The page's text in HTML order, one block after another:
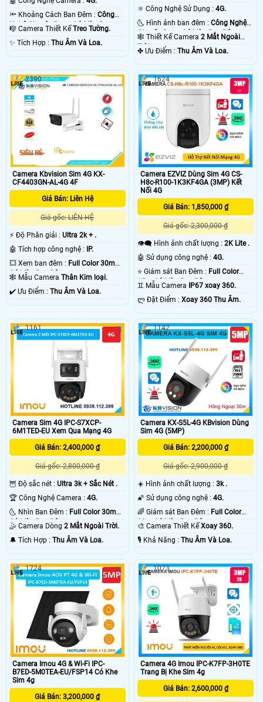
🔦 Khoảng Cách Ban Đêm : Công
Nghệ Chuyên Dụng Có Màu Ban
Ðêm.
🎼️ Camera Thiết KếTreo Tường.
️✨ Tích Hợp : Thu Âm Và Loa.
⚛️ Công Nghệ Sử Dụng :4G.
🌜 Hình ảnh ban đêm :Công Nghệ
Chuyên Dụng Có Màu Ban Ðêm.
🕸️ Thiết Kế Camera2 Mắt Ngoài
Trời.
️✤ Ưu Điểm :Thu Âm Và Loa.
Camera Kbvision Sim 4G KX-
CF4403GN-AL-4G 4F
Giá Bán: Liên Hệ
Giá gốc: LIÊN HỆ
️⚡ Độ Phân giải : Ultra 2k + .
🤖️ Tích hợp công nghệ : IP.
💥 Xem ban đêm : Full Color 30m
Có Màu Ban Ðêm.
🕸️ Mẫu Camera Thân Kim loại.
️✔️ Ưu Điểm : Thu Âm Và Loa.
2390
Camera EZVIZ Dùng Sim 4G CS-
H8c-R100-1K3KF4GA (3MP) Kết
Nối 4G
Giá Bán: 1,850,000 ₫
Giá gốc: 2,300,000 ₫
👁️‍🗨 Hình ảnh chất lượng :2K Lite .
🤖️ Sử dụng công nghệ :4G.
⭐ Giám sát Ban Đêm : Full Color
15m Có Màu Ban Ðêm.
♊ Mẫu Camera
IP67 xoay 360.
️ლ Đặt Điểm :Xoay 360 Thu Âm.
1624
Camera Sim 4G IPC-S7XCP-
6M1TED-EU Xem Qua Mạng 4G
Giá Bán: 2,400,000 ₫
Giá gốc: 2,800,000 ₫
🦉 Độ sắc nét : Ultra 3k + Sắc Nét .
🏆 Công Nghệ Camera : 4G.
🌜 Nhìn Ban Đêm : Full Color 30m
Có Màu Ban Ðêm.
🤹 Camera Dòng 2 Mắt Ngoài Trời.
️🔔 Tích Hợp : Thu Âm Và Loa.
1161
Camera KX-S5L-4G KBvision Dùng
Sim 4G (5MP)
Giá Bán: 2,200,000 ₫
Giá gốc: 2,900,000 ₫
☀️ Hình ảnh chất lượng :3k .
🌠 Sử dụng công nghệ :4G.
🌈 Giám sát Ban Đêm : Full Color
30m Có Màu Ban Ðêm.
🎨 Camera Thiết KếXoay 360.
️🎙 Khả Năng :Thu Âm Và Loa.
1142
Camera Imou 4G & Wi-Fi IPC-
B7ED-5M0TEA-EU/FSP14 Có Khe
Sim 4g
Giá Bán: 3,200,000 ₫
1724
Camera 4G Imou IPC-K7FP-3H0TE
Trang Bị Khe Sim 4g
Giá Bán: 2,600,000 ₫
1073